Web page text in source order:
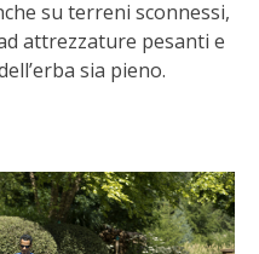
DI COLTIVAZIONE
su terreni sconnessi,
attrezzature pesanti e
sia pieno.